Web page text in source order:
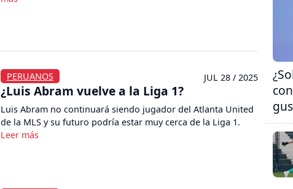
PERUANOS JUL 28 / 2025
¿Luis Abram vuelve a la Liga 1?
Luis Abram no continuará siendo jugador del Atlanta United
de la MLS y su futuro podría estar muy cerca de la Liga 1.